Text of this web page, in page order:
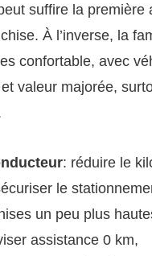
suffire la première
À l’inverse, la
confortable, avec
valeur majorée,
: réduire le
le
un peu plus
assistance 0 km,